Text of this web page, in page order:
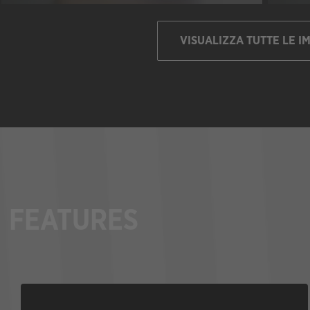
VISUALIZZA TUTTE LE